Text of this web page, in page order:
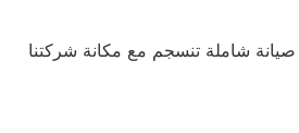
صيانة شاملة تنسجم مع مكانة شركتنا